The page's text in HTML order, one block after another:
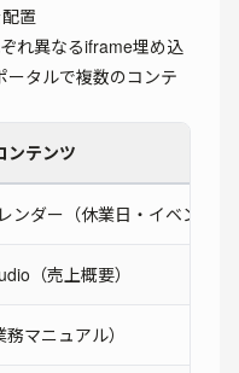
置
れ異なるiframe埋め込
ータルで複数のコンテ
ンテンツ
ンダー（休業日・イベント）
（売上概要）
マニュアル）